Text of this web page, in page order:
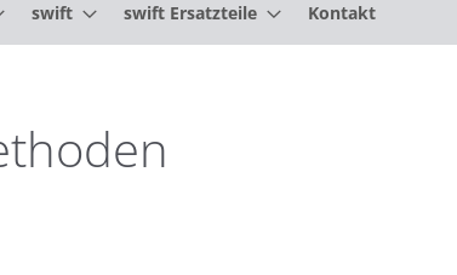
swift swift Ersatzteile Kontakt